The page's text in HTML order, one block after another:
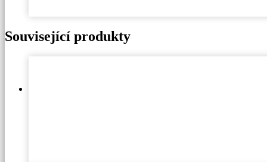
Související produkty